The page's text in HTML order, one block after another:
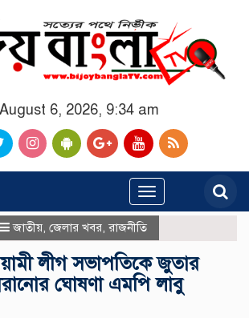
6, 2026, 9:34 am
Toggle
navigation
জাতীয় জেলার খবর রাজনীতি
লীগ সভাপতিকে জুতার
ঘোষণা এমপি লাবু